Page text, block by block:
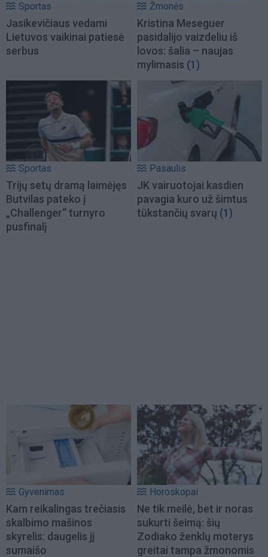
Sportas
Jasikevičiaus vedami
Lietuvos vaikinai patiesė
serbus
Žmonės
Kristina Meseguer
pasidalijo vaizdeliu iš
lovos: šalia – naujas
mylimasis (1)
Sportas
Trijų setų dramą laimėjęs
Butvilas pateko į
„Challenger“ turnyro
pusfinalį
Pasaulis
JK vairuotojai kasdien
pavagia kuro už šimtus
tūkstančių svarų (1)
Gyvenimas
Kam reikalingas trečiasis
skalbimo mašinos
skyrelis: daugelis jį
sumaišo
Horoskopai
Ne tik meilė, bet ir noras
sukurti šeimą: šių
Zodiako ženklų moterys
greitai tampa žmonomis